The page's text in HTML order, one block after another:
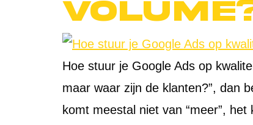
Hoe stuur je Google Ads op
maar waar zijn de klanten?”, dan
komt meestal niet van “meer”,